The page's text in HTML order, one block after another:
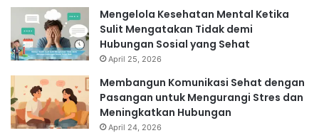
Mengelola Kesehatan Mental Ketika
Sulit Mengatakan Tidak demi
Hubungan Sosial yang Sehat
April 25, 2026
Membangun Komunikasi Sehat dengan
Pasangan untuk Mengurangi Stres dan
Meningkatkan Hubungan
April 24, 2026